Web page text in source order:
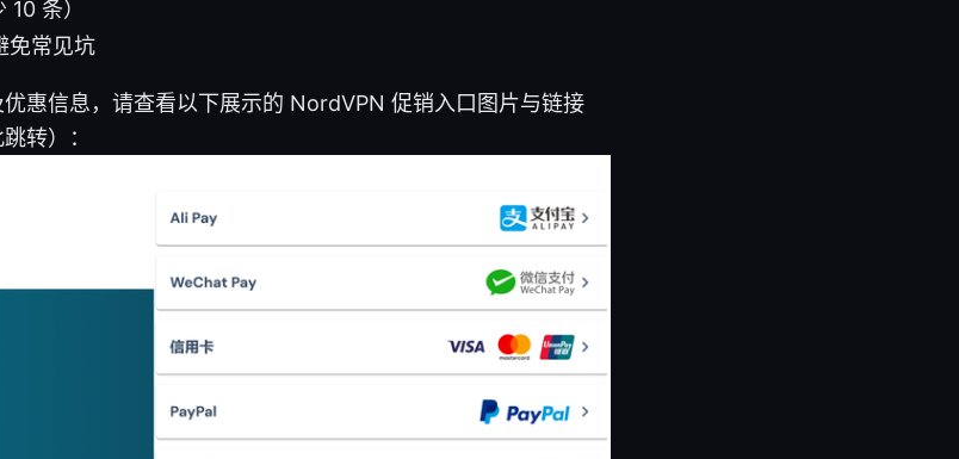
条）
免常见坑
惠信息，请查看以下展示的 NordVPN 促销入口图片与链接
转）：